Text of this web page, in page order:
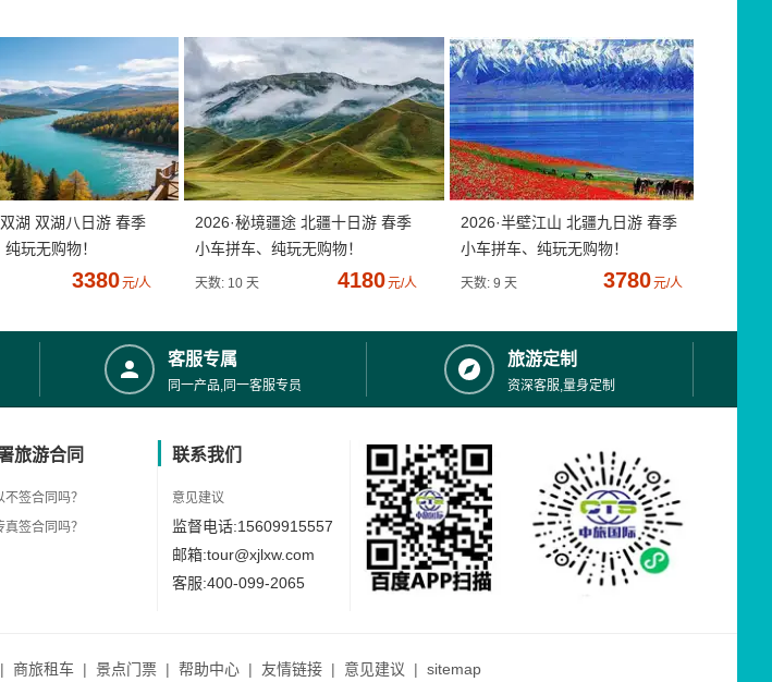
湖 双湖八日游 春季
玩无购物！
3380元/人
2026·秘境疆途 北疆十日游 春季
小车拼车、纯玩无购物！
天数: 10 天 4180元/人
2026·半壁江山 北疆九日游 春季
小车拼车、纯玩无购物！
天数: 9 天 3780元/人
客服专属
同一产品,同一客服专员
旅游定制
资深客服,量身定制
旅游合同
不签合同吗？
真签合同吗？
联系我们
意见建议
监督电话:15609915557
邮箱:tour@xjlxw.com
客服:400-099-2065
| 商旅租车 | 景点门票 | 帮助中心 | 友情链接 | 意见建议 | sitemap